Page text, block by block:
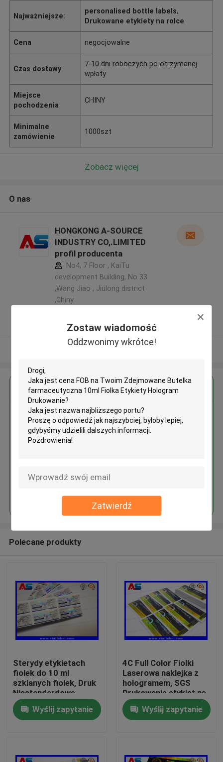
Zostaw wiadomość
Oddzwonimy wkrótce!
Zatwierdź
Dom
O nas
Najważniejsze:
personalised bottle labels,
Drukowane etykiety na rolce
Cena negocjowalne
Czas dostawy
7-10 dni roboczych po otrzymanej
wpłaty
Miejsce
pochodzenia
CHINY
Minimalne
zamówienie
1000szt
Zobacz więcej
O nas
HONGKONG A-SOURCE
INDUSTRY CO,.LIMITED
profil producenta
No4, 7 Floor , KaiTu
development Building, No 33
,Wang Jiao , Jiulong district
,Chiny
zweryfikowane Dostawca
Zobacz więcej
Uzyskaj najlepszą cenę za
Zdejmowane Butelka
farmaceutyczna 10ml Fiolka
Polecane produkty
Sterydy etykietach
fiolek do 10 ml
szklanych fiolek, Druk
Niestandardowe
Peptideowych
NaklejkaWyślij zapytanie
4C Full Color Fiolki
Laserowa naklejka z
hologramem, SGS
Drukowanie etykiet na
butelki
Wyślij zapytanie